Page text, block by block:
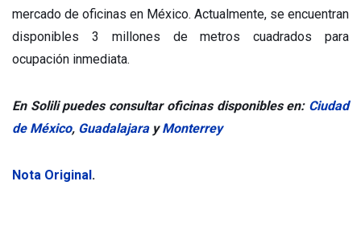
mercado de oficinas en México. Actualmente, se encuentran
disponibles 3 millones de metros cuadrados para
ocupación inmediata.
En Solili puedes consultar oficinas disponibles en: Ciudad
de México, GuadalajarayMonterrey
Nota Original.